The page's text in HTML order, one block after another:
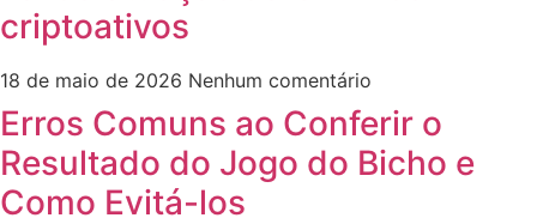
criptoativos
18 de maio de 2026 Nenhum comentário
Erros Comuns ao Conferir o
Resultado do Jogo do Bicho e
Como Evitá-los